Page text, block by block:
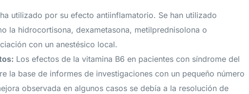
utilizado por su efecto antiinflamatorio. Se han utilizado
la hidrocortisona, dexametasona, metilprednisolona o
con un anestésico local.
Los efectos de la vitamina B6 en pacientes con síndrome del
la base de informes de investigaciones con un pequeño número
observada en algunos casos se debía a la resolución de